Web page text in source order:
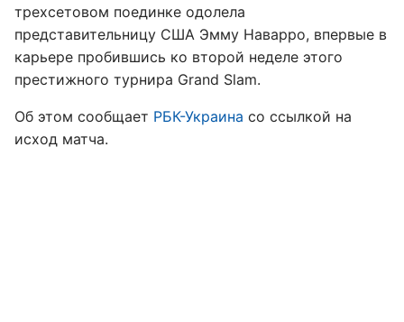
трехсетовом поединке одолела
представительницу США Эмму Наварро, впервые в
карьере пробившись ко второй неделе этого
престижного турнира Grand Slam.
Об этом сообщает РБК-Украина со ссылкой на
исход матча.